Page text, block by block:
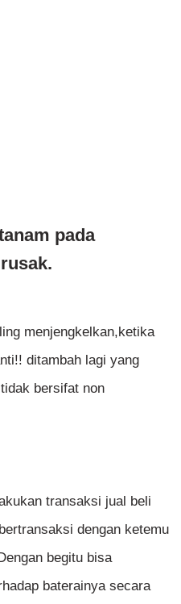
pada
menjengkelkan,ketika
ditambah lagi yang
bersifat non
transaksi jual beli
dengan ketemu
begitu bisa
baterainya secara